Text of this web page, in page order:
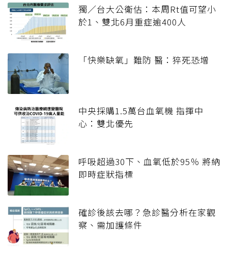
獨／台大公衛估：本周Rt值可望小
於1、雙北6月重症逾400人
「快樂缺氧」難防 醫：猝死恐增
中央採購1.5萬台血氧機 指揮中
心：雙北優先
呼吸超過30下、血氧低於95％ 將納
即時症狀指標
確診後該去哪？急診醫分析在家觀
察、需加護條件